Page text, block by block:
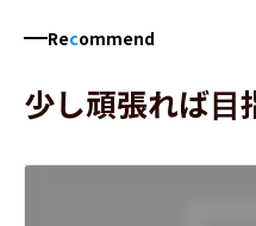
Recommend
少し頑張れば目